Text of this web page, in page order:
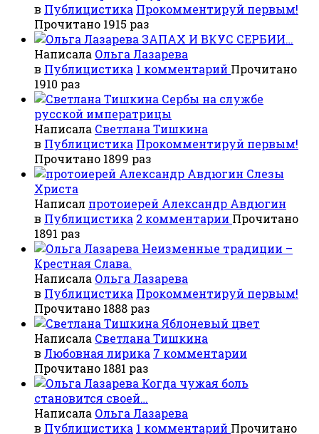
в Публицистика Прокомментируй первым!
Прочитано 1915 раз
ЗАПАХ И ВКУС СЕРБИИ…
Написала Ольга Лазарева
в Публицистика 1 комментарий Прочитано
1910 раз
Сербы на службе
русской императрицы
Написала Светлана Тишкина
в Публицистика Прокомментируй первым!
Прочитано 1899 раз
Слезы
Христа
Написал протоиерей Александр Авдюгин
в Публицистика 2 комментарии Прочитано
1891 раз
Неизменные традиции –
Крестная Слава.
Написала Ольга Лазарева
в Публицистика Прокомментируй первым!
Прочитано 1888 раз
Яблоневый цвет
Написала Светлана Тишкина
в Любовная лирика 7 комментарии
Прочитано 1881 раз
Когда чужая боль
становится своей…
Написала Ольга Лазарева
в Публицистика 1 комментарий Прочитано